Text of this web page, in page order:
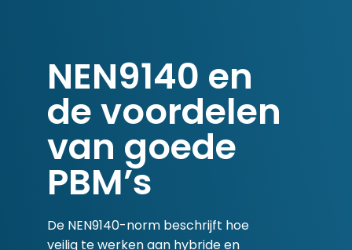
NEN9140 en
de voordelen
van goede
PBM’s
De NEN9140-norm beschrijft hoe
veilig te werken aan hybride en